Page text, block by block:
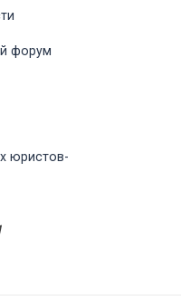
форум
юристов-